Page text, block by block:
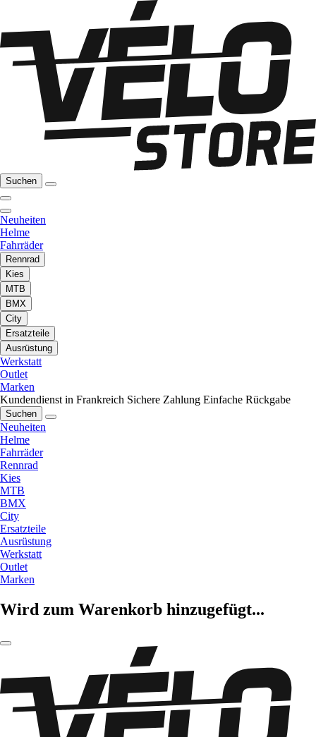
Suchen
Neuheiten
Helme
Fahrräder
Rennrad
Kies
MTB
BMX
City
Ersatzteile
Ausrüstung
Werkstatt
Outlet
Marken
Kundendienst in Frankreich Sichere Zahlung Einfache Rückgabe
Suchen
Neuheiten
Helme
Fahrräder
Rennrad
Kies
MTB
BMX
City
Ersatzteile
Ausrüstung
Werkstatt
Outlet
Marken
Wird zum Warenkorb hinzugefügt...